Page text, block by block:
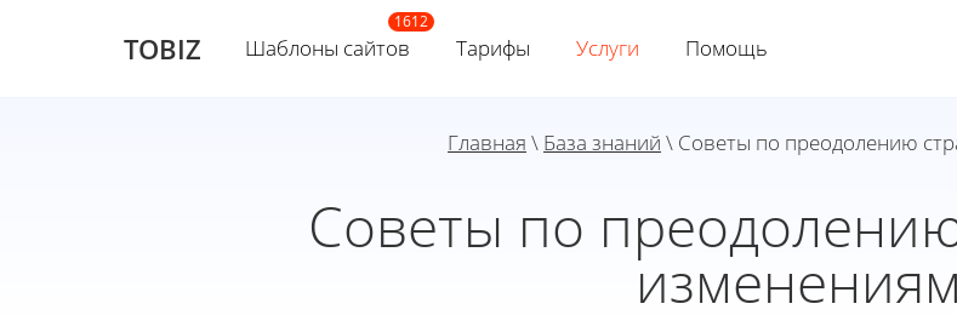
TOBIZ Шаблоны сайтов Тарифы Услуги Помощь
Главная \ База знаний \ Советы по преодолению
Советы по